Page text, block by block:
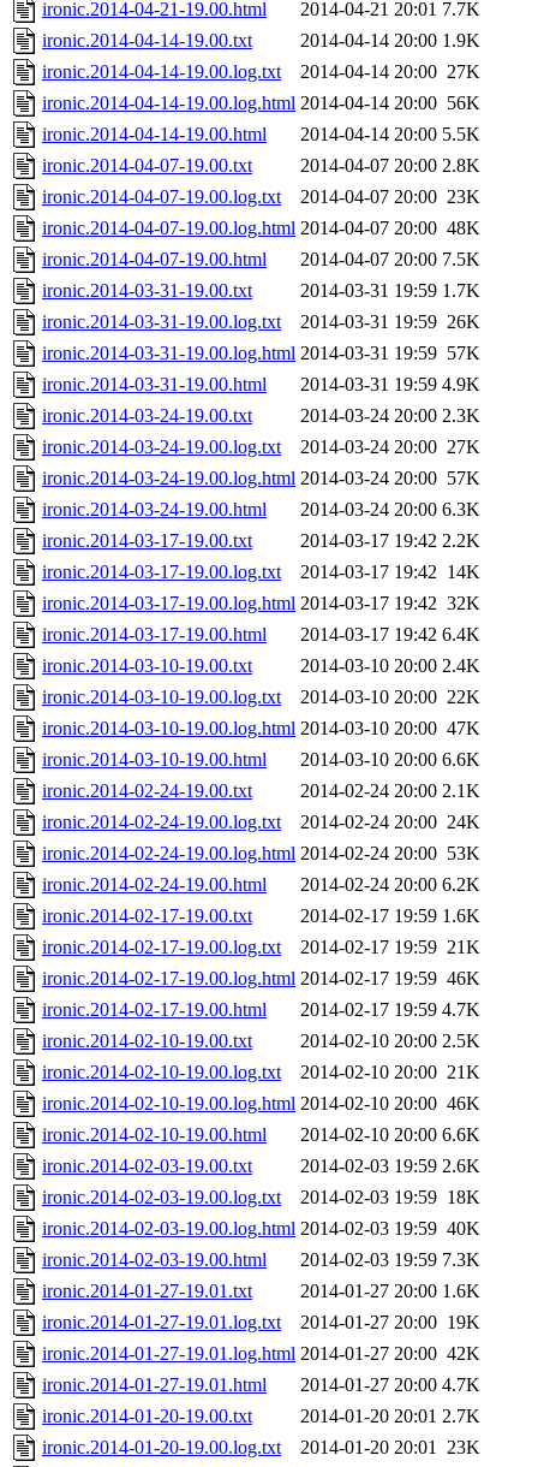
ironic.2014-04-21-19.00.html 2014-04-21 20:01 7.7K
ironic.2014-04-14-19.00.txt
2014-04-14 20:00 1.9K
ironic.2014-04-14-19.00.log.txt
2014-04-14 20:00 27K
ironic.2014-04-14-19.00.log.html 2014-04-14 20:00 56K
ironic.2014-04-14-19.00.html
2014-04-14 20:00 5.5K
ironic.2014-04-07-19.00.txt
2014-04-07 20:00 2.8K
ironic.2014-04-07-19.00.log.txt
2014-04-07 20:00 23K
ironic.2014-04-07-19.00.log.html 2014-04-07 20:00 48K
ironic.2014-04-07-19.00.html
2014-04-07 20:00 7.5K
ironic.2014-03-31-19.00.txt
2014-03-31 19:59 1.7K
ironic.2014-03-31-19.00.log.txt
2014-03-31 19:59 26K
ironic.2014-03-31-19.00.log.html 2014-03-31 19:59 57K
ironic.2014-03-31-19.00.html
2014-03-31 19:59 4.9K
ironic.2014-03-24-19.00.txt
2014-03-24 20:00 2.3K
ironic.2014-03-24-19.00.log.txt
2014-03-24 20:00 27K
ironic.2014-03-24-19.00.log.html 2014-03-24 20:00 57K
ironic.2014-03-24-19.00.html
2014-03-24 20:00 6.3K
ironic.2014-03-17-19.00.txt
2014-03-17 19:42 2.2K
ironic.2014-03-17-19.00.log.txt
2014-03-17 19:42 14K
ironic.2014-03-17-19.00.log.html 2014-03-17 19:42 32K
ironic.2014-03-17-19.00.html
2014-03-17 19:42 6.4K
ironic.2014-03-10-19.00.txt
2014-03-10 20:00 2.4K
ironic.2014-03-10-19.00.log.txt
2014-03-10 20:00 22K
ironic.2014-03-10-19.00.log.html 2014-03-10 20:00 47K
ironic.2014-03-10-19.00.html
2014-03-10 20:00 6.6K
ironic.2014-02-24-19.00.txt
2014-02-24 20:00 2.1K
ironic.2014-02-24-19.00.log.txt
2014-02-24 20:00 24K
ironic.2014-02-24-19.00.log.html 2014-02-24 20:00 53K
ironic.2014-02-24-19.00.html
2014-02-24 20:00 6.2K
ironic.2014-02-17-19.00.txt
2014-02-17 19:59 1.6K
ironic.2014-02-17-19.00.log.txt
2014-02-17 19:59 21K
ironic.2014-02-17-19.00.log.html 2014-02-17 19:59 46K
ironic.2014-02-17-19.00.html
2014-02-17 19:59 4.7K
ironic.2014-02-10-19.00.txt
2014-02-10 20:00 2.5K
ironic.2014-02-10-19.00.log.txt
2014-02-10 20:00 21K
ironic.2014-02-10-19.00.log.html 2014-02-10 20:00 46K
ironic.2014-02-10-19.00.html
2014-02-10 20:00 6.6K
ironic.2014-02-03-19.00.txt
2014-02-03 19:59 2.6K
ironic.2014-02-03-19.00.log.txt
2014-02-03 19:59 18K
ironic.2014-02-03-19.00.log.html 2014-02-03 19:59 40K
ironic.2014-02-03-19.00.html
2014-02-03 19:59 7.3K
ironic.2014-01-27-19.01.txt
2014-01-27 20:00 1.6K
ironic.2014-01-27-19.01.log.txt
2014-01-27 20:00 19K
ironic.2014-01-27-19.01.log.html 2014-01-27 20:00 42K
ironic.2014-01-27-19.01.html
2014-01-27 20:00 4.7K
ironic.2014-01-20-19.00.txt
2014-01-20 20:01 2.7K
ironic.2014-01-20-19.00.log.txt
2014-01-20 20:01 23K